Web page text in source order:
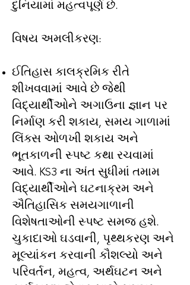
દુનિયામાં મહત્વપૂર્ણ છે.
વિષય અમલીકરણ:
ઈતિહાસ કાલક્રમિક રીતે
શીખવવામાં આવે છે જેથી
વિદ્યાર્થીઓને અગાઉના જ્ઞાન પર
નિર્માણ કરી શકાય, સમય ગાળામાં
લિંક્સ ઓળખી શકાય અને
ભૂતકાળની સ્પષ્ટ કથા રચવામાં
આવે. KS3 ના અંત સુધીમાં તમામ
વિદ્યાર્થીઓને ઘટનાક્રમ અને
ઐતિહાસિક સમયગાળાની
વિશેષતાઓની સ્પષ્ટ સમજ હશે.
ચુકાદાઓ ઘડવાની, પૃથ્થકરણ અને
મૂલ્યાંકન કરવાની કૌશલ્યો અને
પરિવર્તન, મહત્વ, અર્થઘટન અને